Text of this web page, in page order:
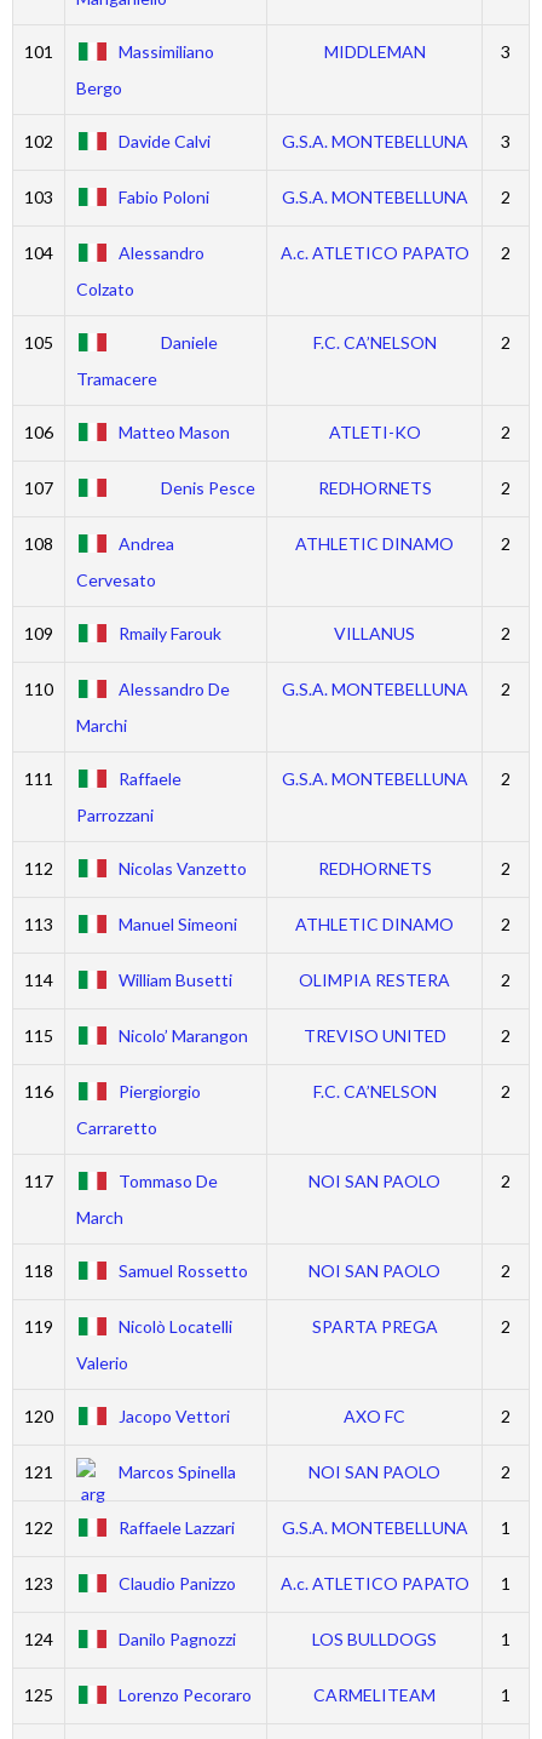
101
Massimiliano
Bergo
MIDDLEMAN 3
102 Davide Calvi G.S.A. MONTEBELLUNA 3
103 Fabio Poloni G.S.A. MONTEBELLUNA 2
104
Alessandro
Colzato
A.c. ATLETICO PAPATO 2
105
Daniele
Tramacere
F.C. CA’NELSON 2
106 Matteo Mason ATLETI-KO 2
107 Denis Pesce REDHORNETS 2
108
Andrea
Cervesato
ATHLETIC DINAMO 2
109 Rmaily Farouk VILLANUS 2
110
Alessandro De
Marchi
G.S.A. MONTEBELLUNA 2
111
Raffaele
Parrozzani
G.S.A. MONTEBELLUNA 2
112 Nicolas Vanzetto REDHORNETS 2
113 Manuel Simeoni ATHLETIC DINAMO 2
114 William Busetti OLIMPIA RESTERA 2
115 Nicolo’ Marangon TREVISO UNITED 2
116
Piergiorgio
Carraretto
F.C. CA’NELSON 2
117
Tommaso De
March
NOI SAN PAOLO 2
118 Samuel Rossetto NOI SAN PAOLO 2
119
Nicolò Locatelli
Valerio
SPARTA PREGA 2
120 Jacopo Vettori AXO FC 2
121 Marcos Spinella NOI SAN PAOLO 2
122 Raffaele Lazzari G.S.A. MONTEBELLUNA 1
123 Claudio Panizzo A.c. ATLETICO PAPATO 1
124 Danilo Pagnozzi LOS BULLDOGS 1
125 Lorenzo Pecoraro CARMELITEAM 1